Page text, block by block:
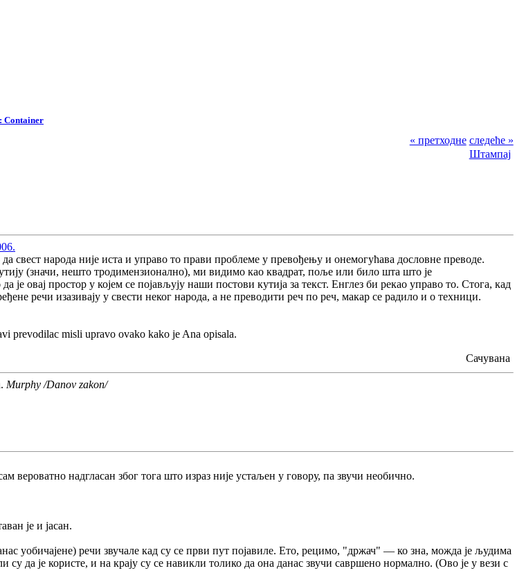
Container
« претходне следеће »
Штампај
народа није иста и управо то прави проблеме у превођењу и онемогућава дословне преводе.
(значи, нешто тродимензионално), ми видимо као квадрат, поље или било шта што је
је овај простор у којем се појављују наши постови кутија за текст. Енглез би рекао управо то. Стога, кад
речи изазивају у свести неког народа, а не преводити реч по реч, макар се радило и о техници.
prevodilac misli upravo ovako kako je Ana opisala.
Сачувана
Murphy /Danov zakon/
вероватно надгласан због тога што израз није устаљен у говору, па звучи необично.
је и јасан.
уобичајене) речи звучале кад су се први пут појавиле. Ето, рецимо, "држач" — ко зна, можда је људима
су да је користе, и на крају су се навикли толико да она данас звучи савршено нормално. (Ово је у вези с